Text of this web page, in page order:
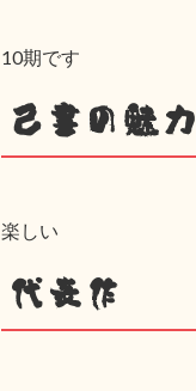
10期です
己書の魅力
楽しい
代表作